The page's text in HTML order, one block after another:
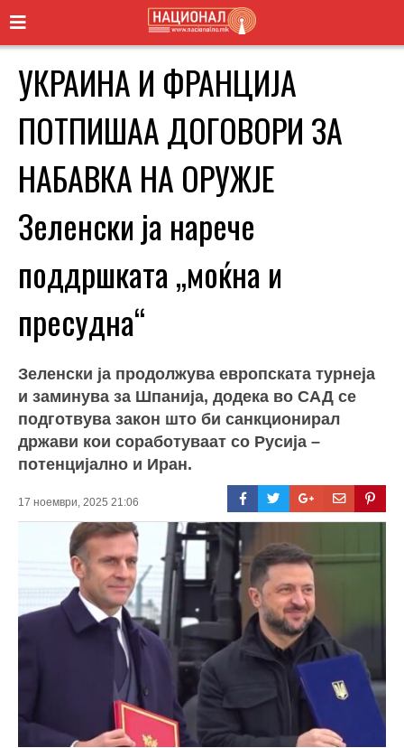
УКРАИНА И ФРАНЦИЈА
ПОТПИШАА ДОГОВОРИ ЗА
НАБАВКА НА ОРУЖЈЕ
Зеленски ја нарече
поддршката „моќна и
пресудна“
Зеленски ја продолжува европската турнеја
и заминува за Шпанија, додека во САД се
подготвува закон што би санкционирал
држави кои соработуваат со Русија –
потенцијално и Иран.
17 ноември, 2025 21:06